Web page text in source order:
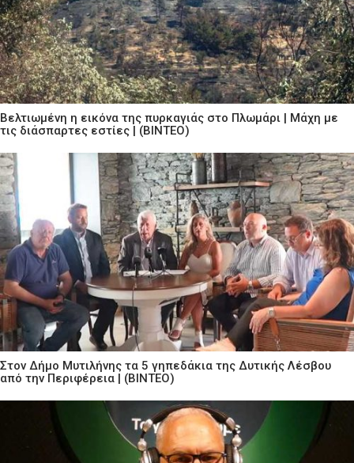
Βελτιωμένη η εικόνα της πυρκαγιάς στο Πλωμάρι | Μάχη με
τις διάσπαρτες εστίες | (ΒΙΝΤΕΟ)
Στον Δήμο Μυτιλήνης τα 5 γηπεδάκια της Δυτικής Λέσβου
από την Περιφέρεια | (ΒΙΝΤΕΟ)